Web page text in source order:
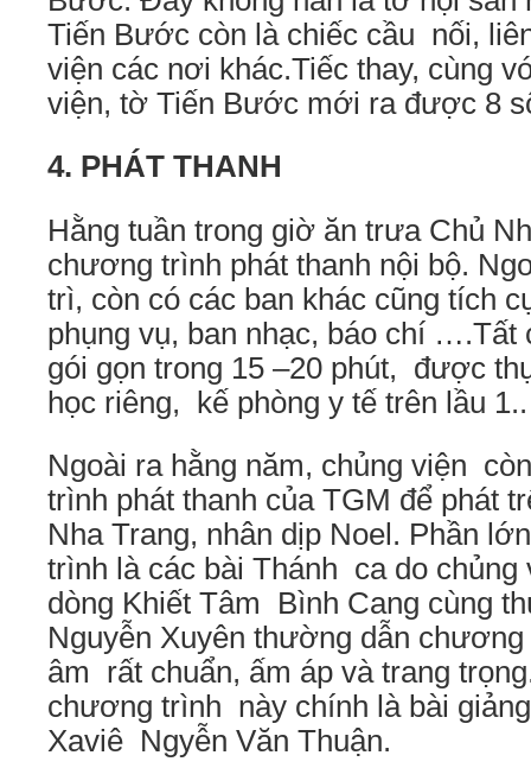
Tiến Bước còn là chiếc cầu nối,
viện các nơi khác.Tiếc thay, cùng
viện, tờ Tiến Bước mới ra được 8
4. PHÁT THANH
Hằng tuần trong giờ ăn trưa Chủ
chương trình phát thanh nội bộ.
trì, còn có các ban khác cũng tích
phụng vụ, ban nhạc, báo chí ….Tất
gói gọn trong 15 –20 phút, được
học riêng, kế phòng y tế trên lầu 1..
Ngoài ra hằng năm, chủng viện
trình phát thanh của TGM để phát
Nha Trang, nhân dịp Noel. Phần
trình là các bài Thánh ca do chủng
dòng Khiết Tâm Bình Cang cùng
Nguyễn Xuyên thường dẫn
âm rất chuẩn, ấm áp và trang
chương trình này chính là bài
Xaviê Ngyễn Văn Thuận.